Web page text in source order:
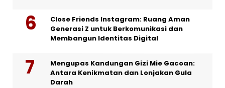
Close Friends Instagram: Ruang Aman
Generasi Z untuk Berkomunikasi dan
Membangun Identitas Digital
Mengupas Kandungan Gizi Mie Gacoan:
Antara Kenikmatan dan Lonjakan Gula
Darah